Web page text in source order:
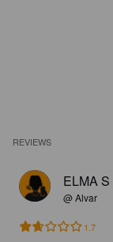
REVIEWS
ELMA S
@ Alvar
1.7